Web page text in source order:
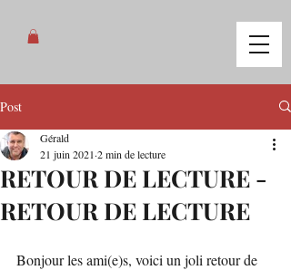
Post
RETOUR DE LECTURE -
RETOUR DE LECTURE
Gérald
21 juin 2021 2 min de lecture
Bonjour les ami(e)s, voici un joli retour de